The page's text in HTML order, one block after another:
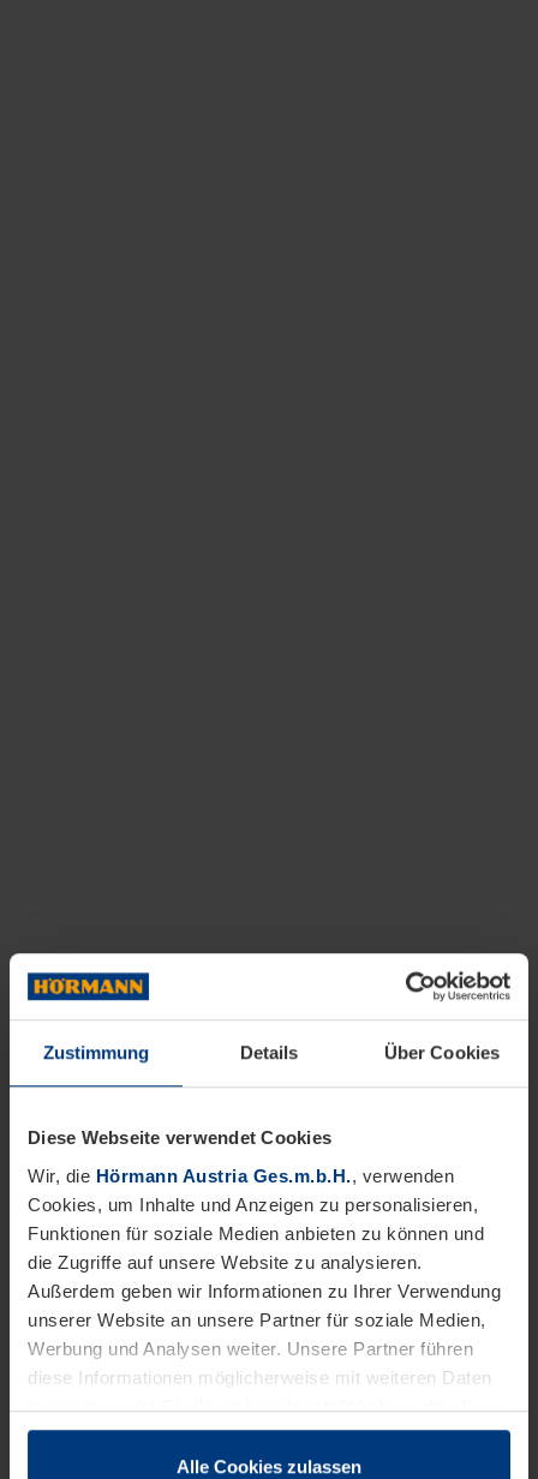
Zustimmung Details Über Cookies
Diese Webseite verwendet Cookies
Wir, die Hörmann Austria Ges.m.b.H., verwenden
Cookies, um Inhalte und Anzeigen zu personalisieren,
Funktionen für soziale Medien anbieten zu können und
die Zugriffe auf unsere Website zu analysieren.
Außerdem geben wir Informationen zu Ihrer Verwendung
unserer Website an unsere Partner für soziale Medien,
Werbung und Analysen weiter. Unsere Partner führen
diese Informationen möglicherweise mit weiteren Daten
zusammen, die Sie ihnen bereitgestellt haben oder die
sie im Rahmen Ihrer Nutzung der Dienste gesammelt
Alle Cookies zulassen